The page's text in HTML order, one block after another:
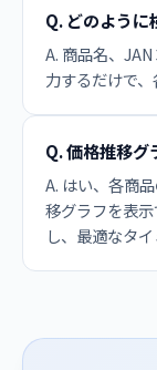
Q. どのように
A. 商品名、
力するだけで
Q. 価格推移グ
A. はい、各商
移グラフを表
し、最適なタ